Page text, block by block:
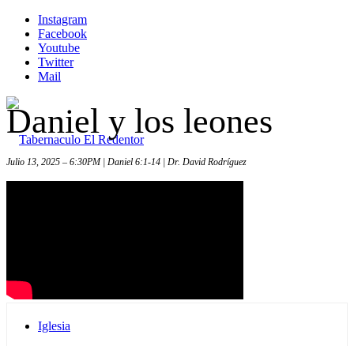
Instagram
Facebook
Youtube
Twitter
Mail
Iglesia
Daniel y los leones
Julio 13, 2025 – 6:30PM | Daniel 6:1-14 | Dr. David Rodríguez